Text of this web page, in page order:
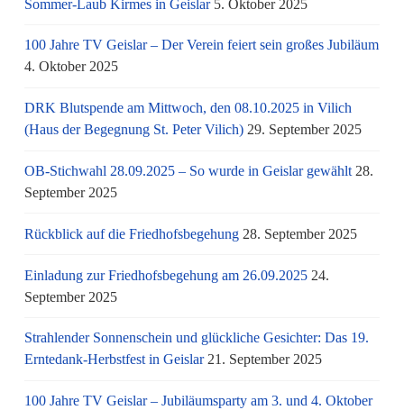
Sommer-Laub Kirmes in Geislar 5. Oktober 2025
100 Jahre TV Geislar – Der Verein feiert sein großes Jubiläum
4. Oktober 2025
DRK Blutspende am Mittwoch, den 08.10.2025 in Vilich
(Haus der Begegnung St. Peter Vilich) 29. September 2025
OB-Stichwahl 28.09.2025 – So wurde in Geislar gewählt 28.
September 2025
Rückblick auf die Friedhofsbegehung 28. September 2025
Einladung zur Friedhofsbegehung am 26.09.2025 24.
September 2025
Strahlender Sonnenschein und glückliche Gesichter: Das 19.
Erntedank-Herbstfest in Geislar 21. September 2025
100 Jahre TV Geislar – Jubiläumsparty am 3. und 4. Oktober